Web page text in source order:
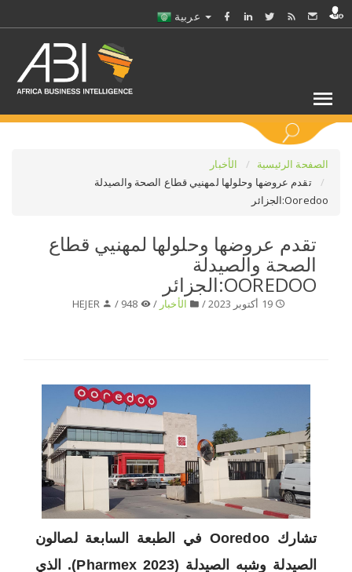
حدد ملفا
الصفحة الرئيسية
الأخبار
تقدم عروضها وحلولها لمهنيي قطاع الصحة والصيدلة
Ooredoo:الجزائر
تقدم عروضها وحلولها لمهنيي قطاع
الصحة والصيدلة
OOREDOO:الجزائر
19 أكتوبر 2023 / الأخبار /
HEJER
تشارك Ooredoo في الطبعة السابعة لصالون
الصيدلة وشبه الصيدلة (Pharmex 2023). الذي